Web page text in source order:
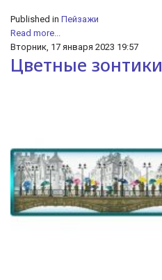
Published in Пейзажи
Read more...
Вторник, 17 января 2023 19:57
Цветные зонтики